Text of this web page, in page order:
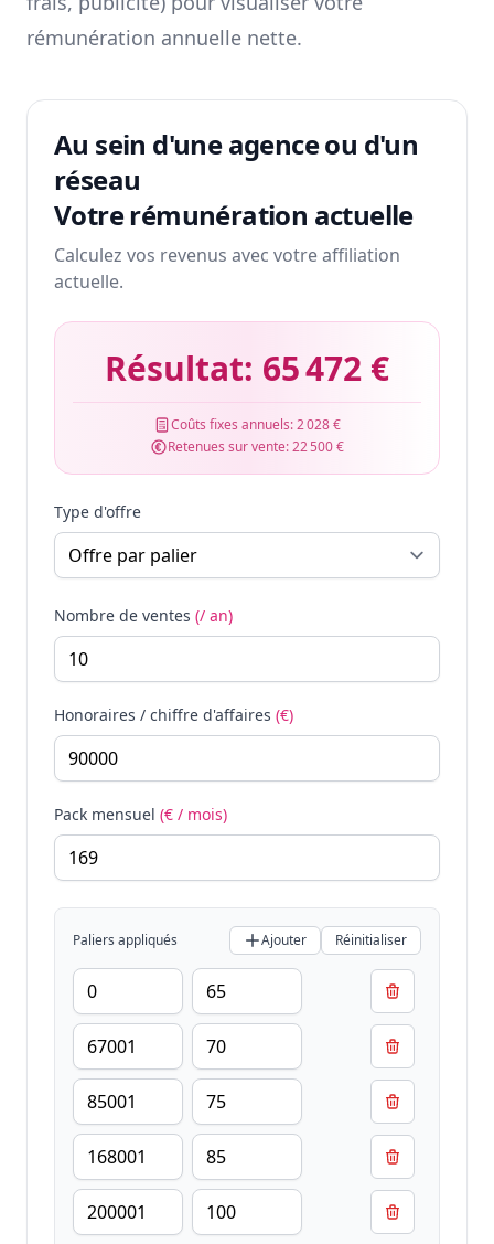
rémunération annuelle nette.
Au sein d'une agence ou d'un
réseau
Votre rémunération actuelle
Calculez vos revenus avec votre affiliation
actuelle.
Résultat: 65 472 €
Coûts fixes annuels:2 028 €
Retenues sur vente:22 500 €
Type d'offre
Nombre de ventes (/ an)
Honoraires / chiffre d'affaires (€)
Pack mensuel (€ / mois)
Paliers appliqués Ajouter Réinitialiser